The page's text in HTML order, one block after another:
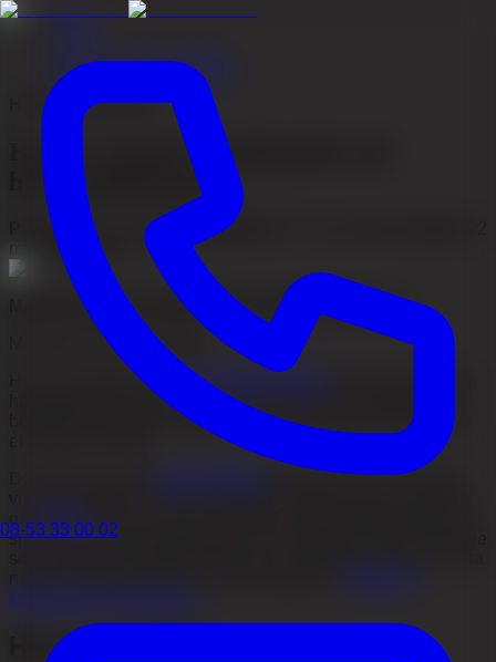
08-53 33 00 02
Akacia Medical artikler
Hårtransplantasjon
Hva er et graft? Antall grafts ved
hårtransplantasjon
Publisert 9. juni 2026 Oppdatert
Firo Esmer
Medisinsk gjennomgått av
Dr Mohammed Abas
Medisinsk ansvarlig lege
Hva er et graft ved en
hårtransplantasjon
hårsekkgruppe som flyttes som én enhet. Her forklarer vi
begrepet, og viktigst av alt hvor mange grafts som trengs for
før eller siden. Forskning
omhårtapfinner du mer om årsaker og behandlingsvalg. To
spørsmål styrer planleggingen: hva et graft er, og hvor mange
kostnadsfri konsultasjon
Hva er et graft?